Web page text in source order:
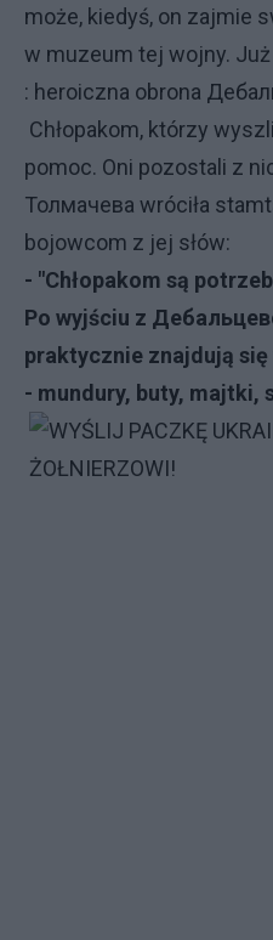
może, kiedyś, on zajmie
w muzeum tej wojny.
: heroiczna obrona
Chłopakom, którzy
pomoc. Oni pozostali z
Толмачева wróciła
bojowcom z jej słów:
- "Chłopakom są
Po wyjściu z
praktycznie znajdują
- mundury, buty, majtki,